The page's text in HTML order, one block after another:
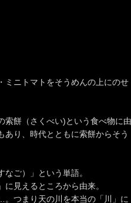
ミニトマトをそうめんの上にのせ
索餅（さくべい)という食べ物に由
り、時代とともに索餅からそう
ご）」という単語。
見えるところから由来。
つまり天の川を本当の「川」に